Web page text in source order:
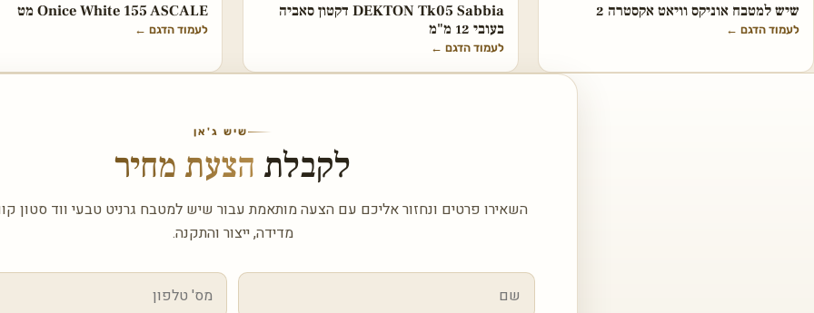
שיש למטבח אוניקס וויאט אקסטרה 2
לעמוד הדגם ←
DEKTON Tk05 Sabbia דקטון סאביה
בעובי 12 מ"מ
לעמוד הדגם ←
Onice White 155 ASCALE מט
לעמוד הדגם ←
שיש ג'אן
לקבלת הצעת מחיר
השאירו פרטים ונחזור אליכם עם הצעה מותאמת עבור שיש למטבח גרניט טבעי ווד סטון
מדידה, ייצור והתקנה.